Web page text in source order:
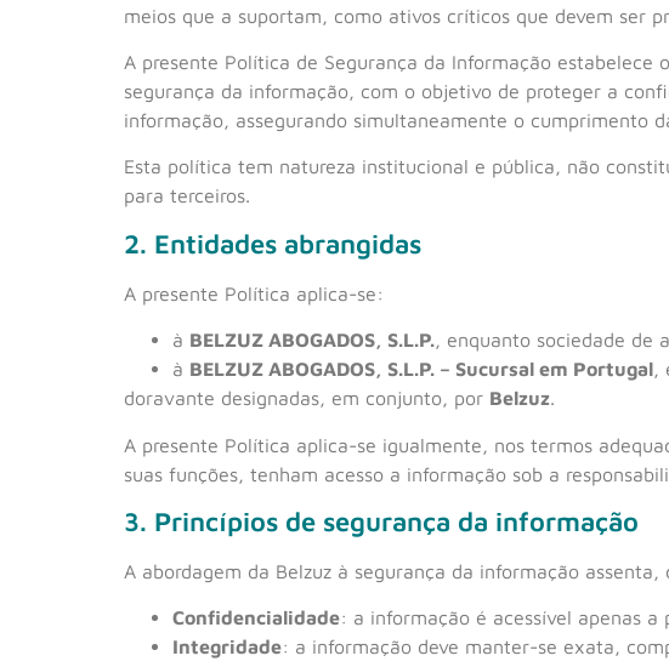
meios que a suportam, como ativos críticos que devem ser
A presente Política de Segurança da Informação
segurança da informação, com o objetivo de proteger a
informação, assegurando simultaneamente o cumprimento
Esta política tem natureza institucional e pública, não
para terceiros.
2. Entidades abrangidas
A presente Política aplica-se:
à BELZUZ ABOGADOS, S.L.P., enquanto sociedade de
à BELZUZ ABOGADOS, S.L.P. – Sucursal em Portugal,
doravante designadas, em conjunto, por Belzuz.
A presente Política aplica-se igualmente, nos termos
suas funções, tenham acesso a informação sob a
3. Princípios de segurança da informação
A abordagem da Belzuz à segurança da informação
Confidencialidade: a informação é acessível apenas a
Integridade: a informação deve manter-se exata,